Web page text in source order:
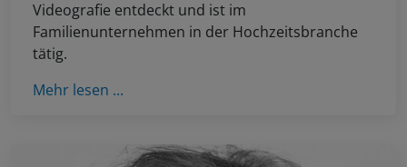
Videografie entdeckt und ist im
Familienunternehmen in der Hochzeitsbranche
tätig.
Mehr lesen ...